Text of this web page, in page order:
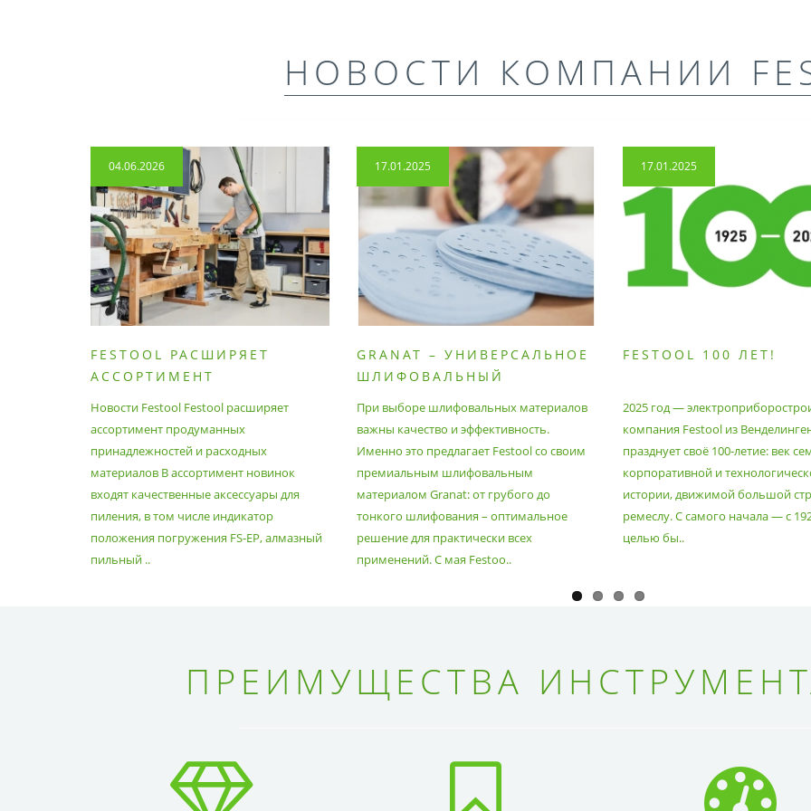
НОВОСТИ КОМПАНИИ
04.06.2026
FESTOOL РАСШИРЯЕТ
АССОРТИМЕНТ
ПРИНАДЛЕЖНОСТЕЙ И
РАСХОДНЫХ МАТЕРИАЛОВ
Новости Festool Festool расширяет
ассортимент продуманных
принадлежностей и расходных
материалов В ассортимент новинок
входят качественные аксессуары для
пиления, в том числе индикатор
положения погружения FS-EP, алмазный
пильный ..
17.01.2025
GRANAT – УНИВЕРСАЛЬНОЕ
ШЛИФОВАЛЬНЫЙ
При выборе шлифовальных материалов
важны качество и эффективность.
Именно это предлагает Festool со своим
премиальным шлифовальным
материалом Granat: от грубого до
тонкого шлифования – оптимальное
решение для практически всех
применений. С мая Festoo..
17.01.2025
FESTOOL 100 ЛЕТ!
2025 год —
компания Festool из
празднует своё 100-летие: век
корпоративной и
истории, движимой большой
ремеслу. С самого начала — с
целью бы..
ПРЕИМУЩЕСТВА ИНСТРУМЕНТА